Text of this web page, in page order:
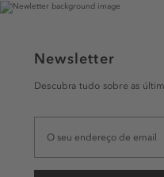
Newsletter
Descubra tudo sobre as